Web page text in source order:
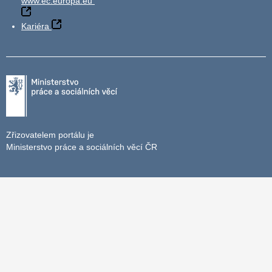
Kariéra
Zřizovatelem portálu je
Ministerstvo práce a sociálních věcí ČR